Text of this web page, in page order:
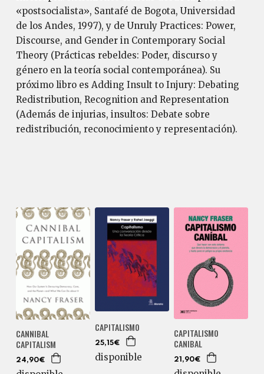
«postsocialista», Santafé de Bogota, Universidad
de los Andes, 1997), y de Unruly Practices: Power,
Discourse, and Gender in Contemporary Social
Theory (Prácticas rebeldes: Poder, discurso y
género en la teoría social contemporánea). Su
próximo libro es Adding Insult to Injury: Debating
Redistribution, Recognition and Representation
(Además de injurias, insultos: Debate sobre
redistribución, reconocimiento y representación).
CANNIBAL
CAPITALISM
24,90€
CAPITALISMO
25,15€
disponible
CAPITALISMO
CANIBAL
21,90€